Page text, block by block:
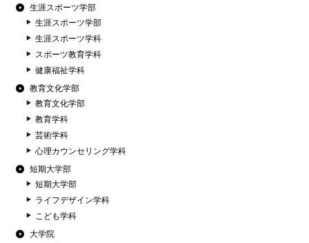
生涯スポーツ学部
生涯スポーツ学部
生涯スポーツ学科
スポーツ教育学科
健康福祉学科
教育文化学部
教育文化学部
教育学科
芸術学科
心理カウンセリング学科
短期大学部
短期大学部
ライフデザイン学科
こども学科
大学院